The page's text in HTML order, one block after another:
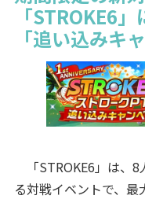
「STROKE6」
「追い込みキ
「STROKE6」は、8
る対戦イベントで、